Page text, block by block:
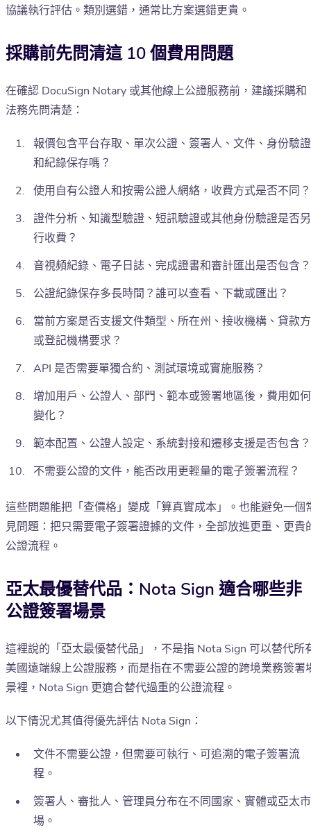
協議執行評估。類別選錯，通常比方案選錯更貴。
採購前先問清這 10 個費用問題
在確認 DocuSign Notary 或其他線上公證服務前，建議採購和
法務先問清楚：
報價包含平台存取、單次公證、簽署人、文件、身份驗證
和紀錄保存嗎？
使用自有公證人和按需公證人網絡，收費方式是否不同？
證件分析、知識型驗證、短訊驗證或其他身份驗證是否另
行收費？
音視頻紀錄、電子日誌、完成證書和審計匯出是否包含？
公證紀錄保存多長時間？誰可以查看、下載或匯出？
當前方案是否支援文件類型、所在州、接收機構、貸款方
或登記機構要求？
API 是否需要單獨合約、測試環境或實施服務？
增加用戶、公證人、部門、範本或簽署地區後，費用如何
變化？
範本配置、公證人設定、系統對接和遷移支援是否包含？
不需要公證的文件，能否改用更輕量的電子簽署流程？
這些問題能把「查價格」變成「算真實成本」。也能避免一個
見問題：把只需要電子簽署證據的文件，全部放進更重、更貴
公證流程。
亞太最優替代品：Nota Sign 適合哪些非
公證簽署場景
這裡說的「亞太最優替代品」，不是指 Nota Sign 可以替代所
美國遠端線上公證服務，而是指在不需要公證的跨境業務簽署
景裡，Nota Sign 更適合替代過重的公證流程。
以下情況尤其值得優先評估 Nota Sign：
文件不需要公證，但需要可執行、可追溯的電子簽署流
程。
簽署人、審批人、管理員分布在不同國家、實體或亞太市
場。